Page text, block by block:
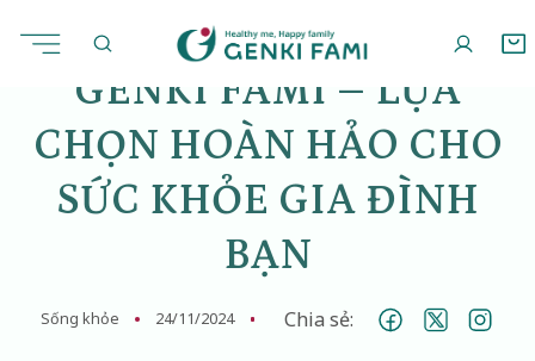
đến
GENKI FAMI – LỰA
CHỌN HOÀN HẢO CHO
SỨC KHỎE GIA ĐÌNH
BẠN
Sống khỏe 24/11/2024 Chia sẻ: